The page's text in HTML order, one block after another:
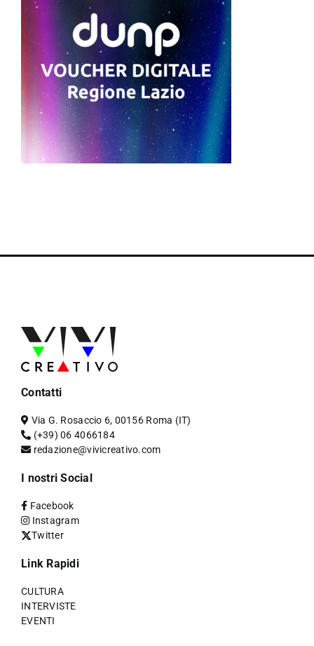
Contatti
Via G. Rosaccio 6, 00156 Roma (IT)
(+39) 06 4066184
redazione@vivicreativo.com
I nostri Social
Facebook
Instagram
Twitter
Link Rapidi
CULTURA
INTERVISTE
EVENTI